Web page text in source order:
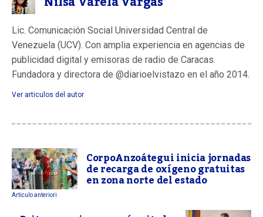
Lic. Comunicación Social Universidad Central de
Venezuela (UCV). Con amplia experiencia en agencias de
publicidad digital y emisoras de radio de Caracas.
Fundadora y directora de @diarioelvistazo en el año 2014.
Ver articulos del autor
CorpoAnzoátegui inicia jornadas
de recarga de oxígeno gratuitas
en zona norte del estado
Articulo anteriori